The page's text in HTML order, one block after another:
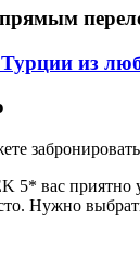
из
5* вас приятно
Нужно